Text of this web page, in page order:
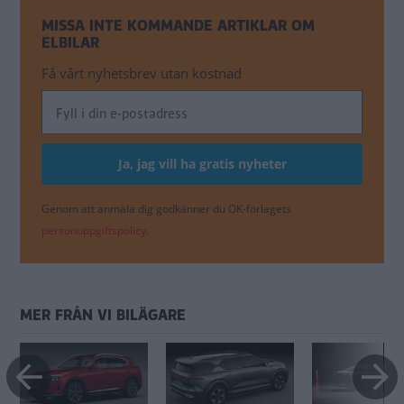
MISSA INTE KOMMANDE ARTIKLAR OM
ELBILAR
Få vårt nyhetsbrev utan kostnad
Genom att anmäla dig godkänner du OK-förlagets
personuppgiftspolicy.
MER FRÅN VI BILÄGARE